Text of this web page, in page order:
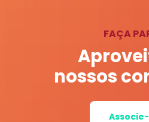
FAÇA
nossos